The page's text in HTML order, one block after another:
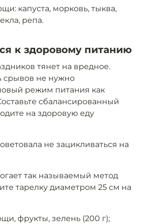
капуста, морковь, тыква,
репа.
к здоровому питанию
тянет на вредное.
срывов не нужно
режим питания как
сбалансированный
на здоровую еду
не зацикливаться на
так называемый метод
тарелку диаметром 25 см на
фрукты, зелень (200 г);